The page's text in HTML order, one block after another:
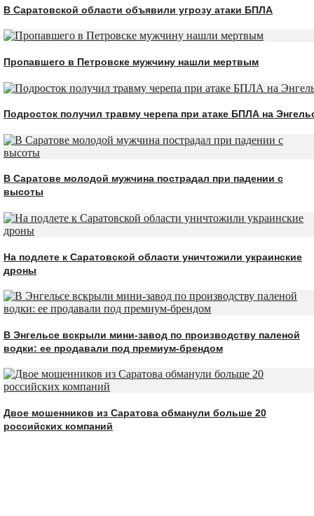
В Саратовской области объявили угрозу атаки БПЛА
Пропавшего в Петровске мужчину нашли мертвым
Подросток получил травму черепа при атаке БПЛА на
В Саратове молодой мужчина пострадал при падении с
высоты
На подлете к Саратовской области уничтожили украинские
дроны
В Энгельсе вскрыли мини-завод по производству паленой
водки: ее продавали под премиум-брендом
Двое мошенников из Саратова обманули больше 20
российских компаний